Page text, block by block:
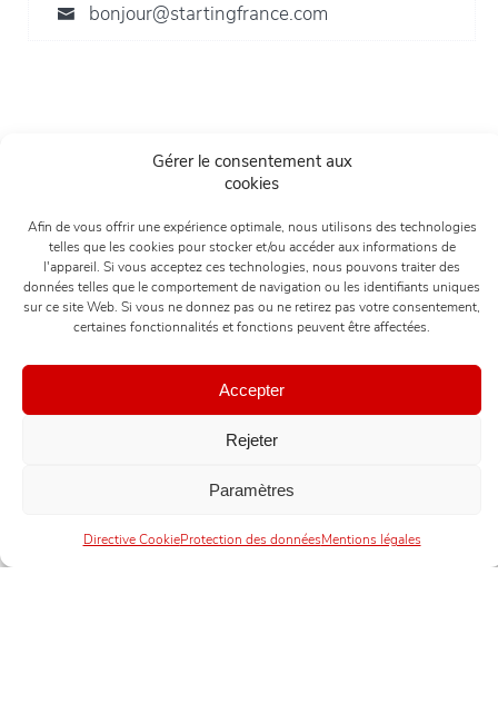
Gérer le consentement aux
cookies
Afin de vous offrir une expérience optimale, nous utilisons des technologies
telles que les cookies pour stocker et/ou accéder aux informations de
l'appareil. Si vous acceptez ces technologies, nous pouvons traiter des
données telles que le comportement de navigation ou les identifiants uniques
sur ce site Web. Si vous ne donnez pas ou ne retirez pas votre consentement,
certaines fonctionnalités et fonctions peuvent être affectées.
Accepter
Rejeter
Paramètres
Directive CookieProtection des donnéesMentions légales
bonjour@startingfrance.com